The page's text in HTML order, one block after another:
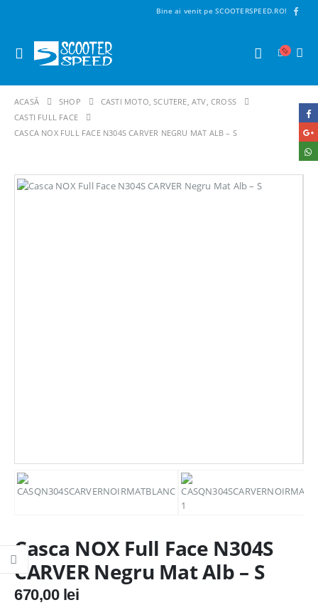
Bine ai venit pe SCOOTERSPEED.RO!
ACASĂ SHOP
CASTI MOTO, SCUTERE, ATV, CROSS
CASTI FULL FACE
CASCA NOX FULL FACE N304S CARVER NEGRU MAT ALB – S
Casca NOX Full Face N304S
CARVER Negru Mat Alb – S
670,00 lei